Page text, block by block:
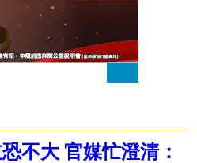
不大 官媒忙澄清：